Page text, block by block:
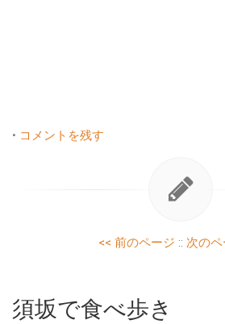
• コメントを残す
<< 前のページ :: 次の
須坂で食べ歩き